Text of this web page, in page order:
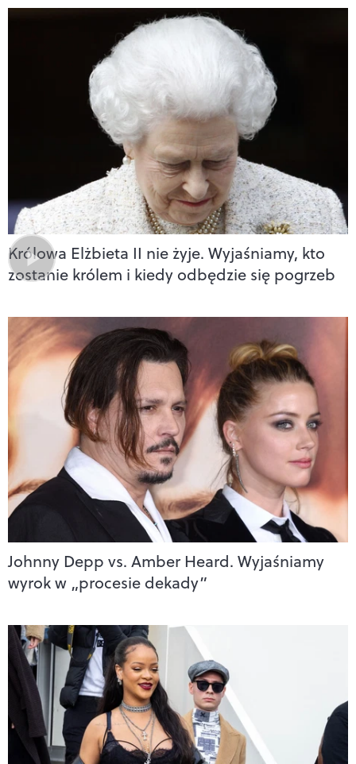
Królowa Elżbieta II nie żyje. Wyjaśniamy, kto
zostanie królem i kiedy odbędzie się pogrzeb
Johnny Depp vs. Amber Heard. Wyjaśniamy
wyrok w „procesie dekady”